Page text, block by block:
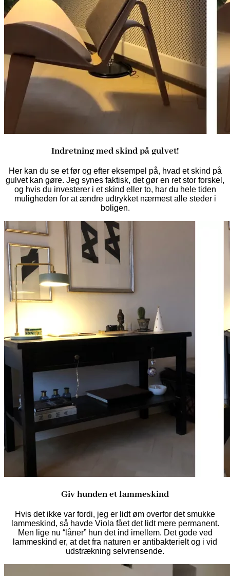
Indretning med skind på gulvet!
Her kan du se et før og efter eksempel på, hvad et skind på
gulvet kan gøre. Jeg synes faktisk, det gør en ret stor forskel,
og hvis du investerer i et skind eller to, har du hele tiden
muligheden for at ændre udtrykket nærmest alle steder i
boligen.
Giv hunden et lammeskind
Hvis det ikke var fordi, jeg er lidt øm overfor det smukke
lammeskind, så havde Viola fået det lidt mere permanent.
Men lige nu “låner” hun det ind imellem. Det gode ved
lammeskind er, at det fra naturen er antibakterielt og i vid
udstrækning selvrensende.